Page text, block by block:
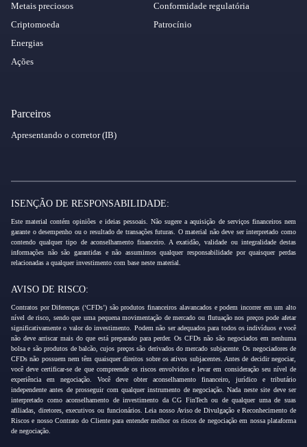
Metais preciosos
Criptomoeda
Energias
Ações
Conformidade regulatória
Patrocínio
Parceiros
Apresentando o corretor (IB)
ISENÇÃO DE RESPONSABILIDADE:
Este material contém opiniões e ideias pessoais. Não sugere a aquisição de serviços financeiros nem
garante o desempenho ou o resultado de transações futuras. O material não deve ser interpretado como
contendo qualquer tipo de aconselhamento financeiro. A exatidão, validade ou integralidade destas
informações não são garantidas e não assumimos qualquer responsabilidade por quaisquer perdas
relacionadas a qualquer investimento com base neste material.
AVISO DE RISCO:
Contratos por Diferenças (‘CFDs’) são produtos financeiros alavancados e podem incorrer em um alto
nível de risco, sendo que uma pequena movimentação de mercado ou flutuação nos preços pode afetar
significativamente o valor do investimento. Podem não ser adequados para todos os indivíduos e você
não deve arriscar mais do que está preparado para perder. Os CFDs não são negociados em nenhuma
bolsa e são produtos de balcão, cujos preços são derivados do mercado subjacente. Os negociadores de
CFDs não possuem nem têm quaisquer direitos sobre os ativos subjacentes. Antes de decidir negociar,
você deve certificar-se de que compreende os riscos envolvidos e levar em consideração seu nível de
experiência em negociação. Você deve obter aconselhamento financeiro, jurídico e tributário
independente antes de prosseguir com qualquer instrumento de negociação. Nada neste site deve ser
interpretado como aconselhamento de investimento da CG FinTech ou de qualquer uma de suas
afiliadas, diretores, executivos ou funcionários. Leia nosso Aviso de Divulgação e Reconhecimento de
Riscos e nosso Contrato do Cliente para entender melhor os riscos de negociação em nossa plataforma
de negociação.